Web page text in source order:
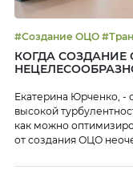
КОГДА СОЗДАНИЕ
Екатерина Юрченко, -
высокой
как можно
от создания ОЦО